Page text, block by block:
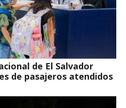
de El Salvador
de pasajeros atendidos